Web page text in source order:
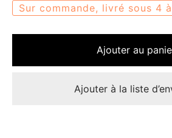
Sur commande, livré sous 4
Ajouter au
Ajouter à la liste